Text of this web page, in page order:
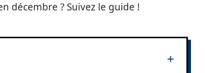
décembre ? Suivez le guide !